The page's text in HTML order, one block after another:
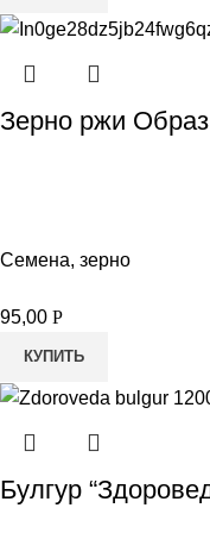
Зерно ржи
Семена, зерно
95,00 Р
КУПИТЬ
Булгур